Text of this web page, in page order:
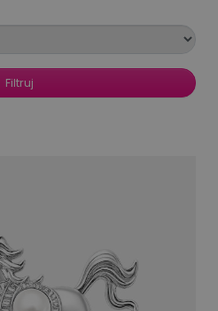
Filtruj